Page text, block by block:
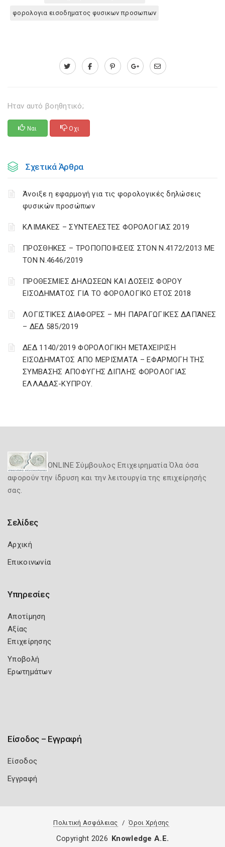
φορολογια εισοδηματος φυσικων προσωπων
Ηταν αυτό βοηθητικό;
Ναι Οχι
Σχετικά Άρθρα
Άνοιξε η εφαρμογή για τις φορολογικές δηλώσεις
φυσικών προσώπων
ΚΛΙΜΑΚΕΣ – ΣΥΝΤΕΛΕΣΤΕΣ ΦΟΡΟΛΟΓΙΑΣ 2019
ΠΡΟΣΘΗΚΕΣ – ΤΡΟΠΟΠΟΙΗΣΕΙΣ ΣΤΟΝ Ν.4172/2013 ΜΕ
ΤΟΝ Ν.4646/2019
ΠΡΟΘΕΣΜΙΕΣ ΔΗΛΩΣΕΩΝ ΚΑΙ ΔΟΣΕΙΣ ΦΟΡΟΥ
ΕΙΣΟΔΗΜΑΤΟΣ ΓΙΑ ΤΟ ΦΟΡΟΛΟΓΙΚΟ ΕΤΟΣ 2018
ΛΟΓΙΣΤΙΚΈΣ ΔΙΑΦΟΡΈΣ – ΜΗ ΠΑΡΑΓΩΓΙΚΈΣ ΔΑΠΆΝΕΣ
– ΔΕΔ 585/2019
ΔΕΔ 1140/2019 ΦΟΡΟΛΟΓΙΚΗ ΜΕΤΑΧΕΙΡΙΣΗ
ΕΙΣΟΔΗΜΑΤΟΣ ΑΠΟ ΜΕΡΙΣΜΑΤΑ – ΕΦΑΡΜΟΓΗ ΤΗΣ
ΣΥΜΒΑΣΗΣ ΑΠΟΦΥΓΗΣ ΔΙΠΛΗΣ ΦΟΡΟΛΟΓΙΑΣ
ΕΛΛΑΔΑΣ-ΚΥΠΡΟΥ.
ONLINE Σύμβουλος Επιχειρηματία Όλα όσα
αφορούν την ίδρυση και την λειτουργία της επιχείρησής
σας.
Σελίδες
Αρχική
Επικοινωνία
Υπηρεσίες
Αποτίμηση
Αξίας
Επιχείρησης
Υποβολή
Ερωτημάτων
Είσοδος – Εγγραφή
Είσοδος
Εγγραφή
Πολιτική Ασφάλειας Όροι Χρήσης
Copyright 2026 Knowledge A.E.